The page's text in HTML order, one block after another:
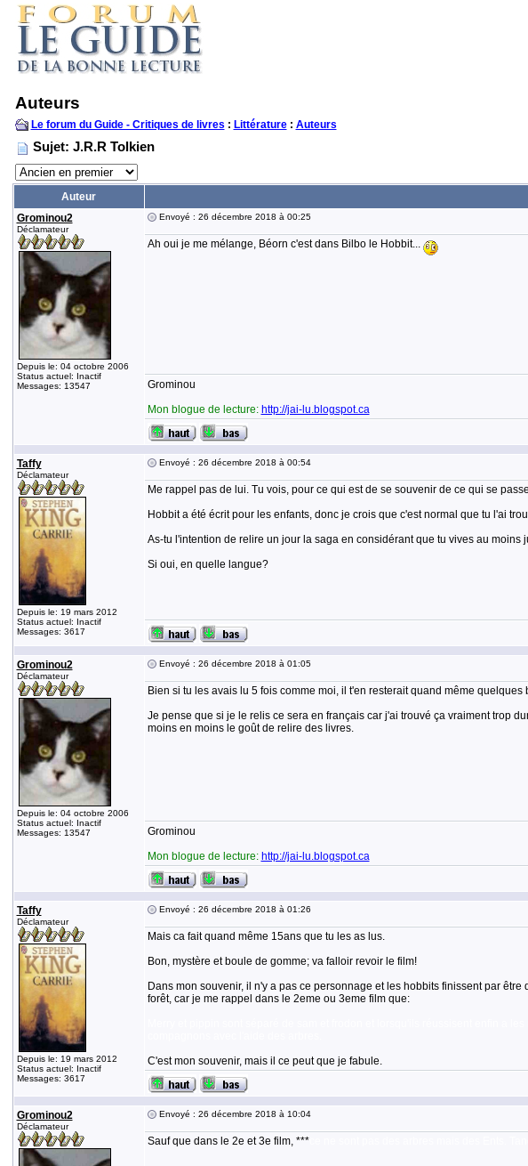
Auteurs
Le forum du Guide - Critiques de livres : Littérature: Auteurs
Sujet: J.R.R Tolkien
Auteur
Grominou2
Déclamateur
Depuis le: 04 octobre 2006
Status actuel: Inactif
Messages: 13547
Envoyé : 26 décembre 2018 à 00:25
Ah oui je me mélange, Béorn c'est dans Bilbo le Hobbit...
Grominou
Mon blogue de lecture: http://jai-lu.blogspot.ca
Taffy
Déclamateur
Depuis le: 19 mars 2012
Status actuel: Inactif
Messages: 3617
Envoyé : 26 décembre 2018 à 00:54
Me rappel pas de lui. Tu vois, pour ce qui est de se souvenir de ce qui se
Hobbit a été écrit pour les enfants, donc je crois que c'est normal que tu l'ai
As-tu l'intention de relire un jour la saga en considérant que tu vives au
Si oui, en quelle langue?
Grominou2
Déclamateur
Depuis le: 04 octobre 2006
Status actuel: Inactif
Messages: 13547
Envoyé : 26 décembre 2018 à 01:05
Bien si tu les avais lu 5 fois comme moi, il t'en resterait quand même
Je pense que si je le relis ce sera en français car j'ai trouvé ça vraiment trop
moins en moins le goût de relire des livres.
Grominou
Mon blogue de lecture: http://jai-lu.blogspot.ca
Taffy
Déclamateur
Depuis le: 19 mars 2012
Status actuel: Inactif
Messages: 3617
Envoyé : 26 décembre 2018 à 01:26
Mais ca fait quand même 15ans que tu les as lus.
Bon, mystère et boule de gomme; va falloir revoir le film!
Dans mon souvenir, il n'y a pas ce personnage et les hobbits finissent par
forêt, car je me rappel dans le 2eme ou 3eme film que:
C'est mon souvenir, mais il ce peut que je fabule.
Grominou2
Déclamateur
Envoyé : 26 décembre 2018 à 10:04
Sauf que dans le 2e et 3e film, ***ce ne sont pas des arbres mais des Ents.